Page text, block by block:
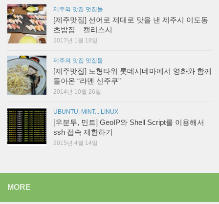
제주의 맛집 멋집들
[제주맛집] 선어로 제대로 맛을 낸 제주시 이도동
초밥집 – 캘리스시
2017년 1월 18일
제주의 맛집 멋집들
[제주맛집] 노형타워 롯데시네마에서 영화와 함께
돌아온 “라멘 신주쿠”
2014년 10월 26일
UBUNTU, MINT... LINUX
[우분투, 민트] GeoIP와 Shell Script를 이용해서
ssh 접속 제한하기
2015년 4월 14일
MORE